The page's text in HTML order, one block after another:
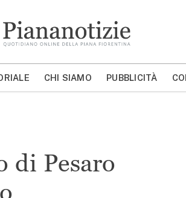
NASCONDI CERCA
CHI SIAMO PUBBLICITÀ
di Pesaro